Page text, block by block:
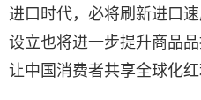
进口时代，必将刷新进口
设立也将进一步提升商品
让中国消费者共享全球化红